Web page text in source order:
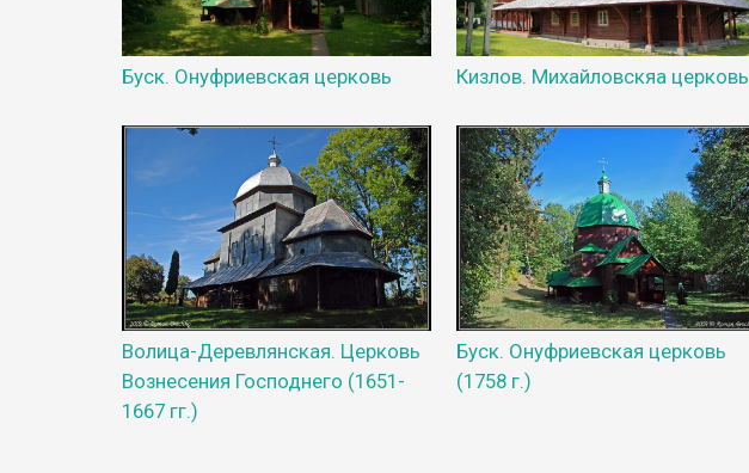
Буск. Онуфриевская церковь Кизлов. Михайловскяа церковь
Волица-Деревлянская. Церковь
Вознесения Господнего (1651-
1667 гг.)
Буск. Онуфриевская церковь
(1758 г.)